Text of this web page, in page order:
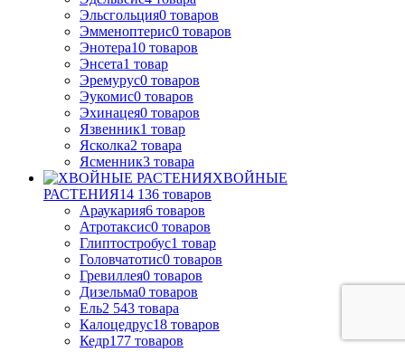
Эльсгольция0 товаров
Эмменоптерис0 товаров
Энотера10 товаров
Энсета1 товар
Эремурус0 товаров
Эукомис0 товаров
Эхинацея0 товаров
Язвенник1 товар
Ясколка2 товара
Ясменник3 товара
ХВОЙНЫЕ
РАСТЕНИЯ14 136 товаров
Араукария6 товаров
Атротаксис0 товаров
Глиптостробус1 товар
Головчатотис0 товаров
Гревиллея0 товаров
Дизельма0 товаров
Ель2 543 товара
Калоцедрус18 товаров
Кедр177 товаров